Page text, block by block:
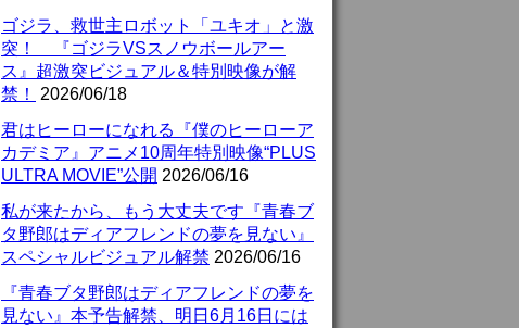
ゴジラ、救世主ロボット「ユキオ」と激
突！ 『ゴジラVSスノウボールアー
ス』超激突ビジュアル＆特別映像が解
禁！
2026/06/18
君はヒーローになれる『僕のヒーローア
カデミア』アニメ10周年特別映像“PLUS
ULTRA MOVIE”公開 2026/06/16
私が来たから、もう大丈夫です『青春ブ
タ野郎はディアフレンドの夢を見ない』
スペシャルビジュアル解禁 2026/06/16
『青春ブタ野郎はディアフレンドの夢を
見ない』本予告解禁、明日6月16日には